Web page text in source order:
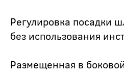
Регулировка посадки
без использования
Размещенная в